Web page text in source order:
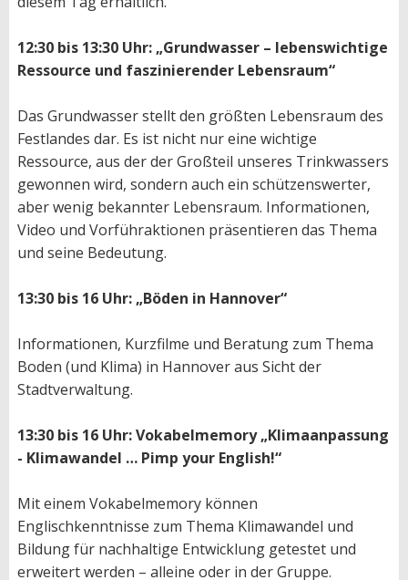
12:30 bis 13:30 Uhr: „Grundwasser – lebenswichtige
Ressource und faszinierender Lebensraum“
Das Grundwasser stellt den größten Lebensraum des
Festlandes dar. Es ist nicht nur eine wichtige
Ressource, aus der der Großteil unseres Trinkwassers
gewonnen wird, sondern auch ein schützenswerter,
aber wenig bekannter Lebensraum. Informationen,
Video und Vorführaktionen präsentieren das Thema
und seine Bedeutung.
13:30 bis 16 Uhr: „Böden in Hannover“
Informationen, Kurzfilme und Beratung zum Thema
Boden (und Klima) in Hannover aus Sicht der
Stadtverwaltung.
13:30 bis 16 Uhr: Vokabelmemory „Klimaanpassung
- Klimawandel … Pimp your English!“
Mit einem Vokabelmemory können
Englischkenntnisse zum Thema Klimawandel und
Bildung für nachhaltige Entwicklung getestet und
erweitert werden – alleine oder in der Gruppe.